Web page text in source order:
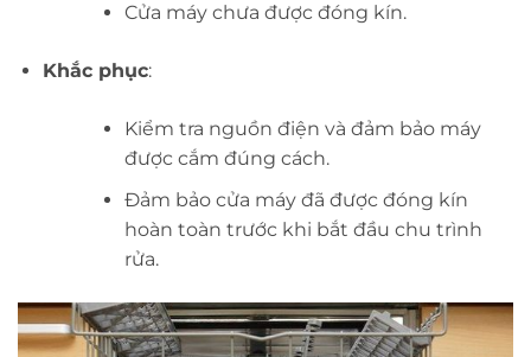
Cửa máy chưa được đóng kín.
Khắc phục:
Kiểm tra nguồn điện và đảm bảo máy
được cắm đúng cách.
Đảm bảo cửa máy đã được đóng kín
hoàn toàn trước khi bắt đầu chu trình
rửa.